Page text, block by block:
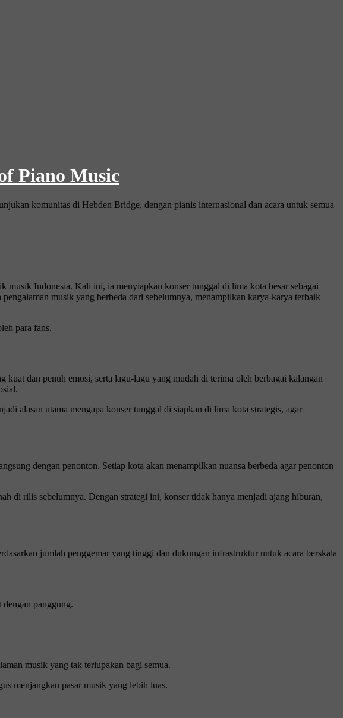
Piano Music
komunitas di Hebden Bridge, dengan pianis internasional dan acara untuk semua
musik Indonesia. Kali ini, ia menyiapkan konser tunggal di lima kota besar sebagai
musik yang berbeda dari sebelumnya, menampilkan karya-karya terbaik
para fans.
dan penuh emosi, serta lagu-lagu yang mudah di terima oleh berbagai kalangan
alasan utama mengapa konser tunggal di siapkan di lima kota strategis, agar
dengan penonton. Setiap kota akan menampilkan nuansa berbeda agar penonton
di rilis sebelumnya. Dengan strategi ini, konser tidak hanya menjadi ajang hiburan,
jumlah penggemar yang tinggi dan dukungan infrastruktur untuk acara berskala
panggung.
musik yang tak terlupakan bagi semua.
menjangkau pasar musik yang lebih luas.